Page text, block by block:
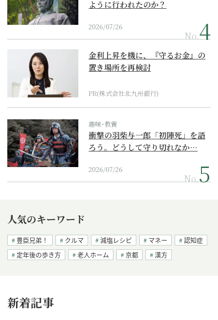
ように行われたのか？
2026/07/26
No.
金利上昇を機に、『守るお金』の
置き場所を再検討
PR(株式会社北九州銀行)
趣味･教養
衝撃の羽柴与一郎「初陣死」を語
ろう。どうして守り切れなか…
2026/07/26
No.
人気のキーワード
豊臣兄弟！ クルマ 減塩レシピ マネー
認知症
定年後の歩き方
老人ホーム 京都 漢方
新着記事